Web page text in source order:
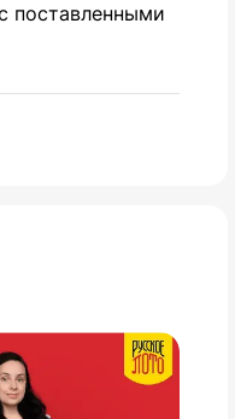
поставленными